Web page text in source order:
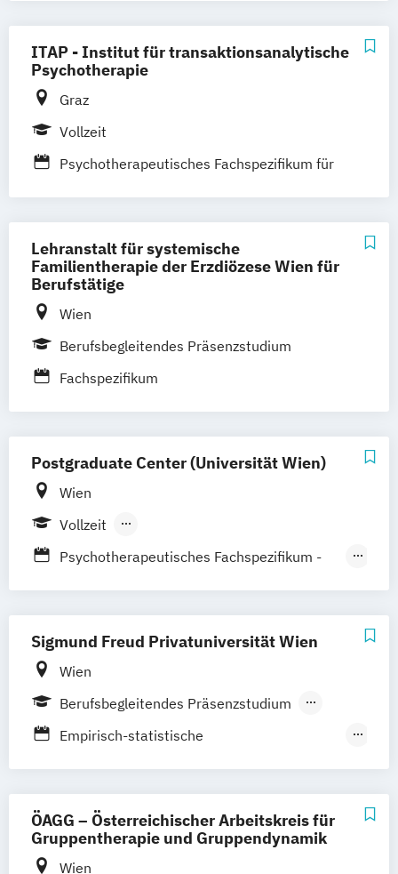
ITAP - Institut für transaktionsanalytische
Psychotherapie
Graz
Vollzeit
Psychotherapeutisches Fachspezifikum für
Lehranstalt für systemische
Familientherapie der Erzdiözese Wien für
Berufstätige
Wien
Berufsbegleitendes Präsenzstudium
Fachspezifikum
Postgraduate Center (Universität Wien)
Wien
Vollzeit
Berufsbegleitender Präsenzlehrgang
Psychotherapeutisches Fachspezifikum -
Psychotherapeutisches Fachspezifikum -
Psychotherapeutisches Propädeutikum
Sigmund Freud Privatuniversität Wien
Wien
Berufsbegleitendes Präsenzstudium
Vollzeit
Empirisch-statistische
Fachspezifikum Psychodrama
Fachspezifikum Verhaltenstherapie
Humanmedizin
ÖAGG – Österreichischer Arbeitskreis für
Gruppentherapie und Gruppendynamik
Wien